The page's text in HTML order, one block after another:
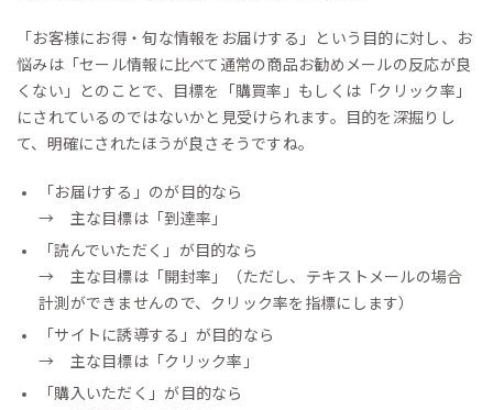
「お客様にお得・旬な情報をお届けする」という目的に対し、お
悩みは「セール情報に比べて通常の商品お勧めメールの反応が良
くない」とのことで、目標を「購買率」もしくは「クリック率」
にされているのではないかと見受けられます。目的を深掘りし
て、明確にされたほうが良さそうですね。
「お届けする」のが目的なら
→ 主な目標は「到達率」
「読んでいただく」が目的なら
→ 主な目標は「開封率」（ただし、テキストメールの場合
計測ができませんので、クリック率を指標にします）
「サイトに誘導する」が目的なら
→ 主な目標は「クリック率」
「購入いただく」が目的なら